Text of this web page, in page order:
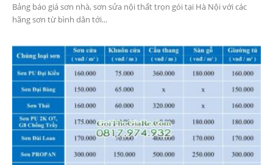
Bảng báo giá sơn nhà, sơn sửa nội thất trọn gói tại Hà Nội với các
hãng sơn từ bình dân tới...